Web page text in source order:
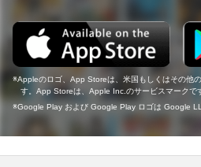
Appleのロゴ、App Storeは、米国もしくはその他
す。App Storeは、Apple Inc.のサービスマークで
Google Play および Google Play ロゴは Google